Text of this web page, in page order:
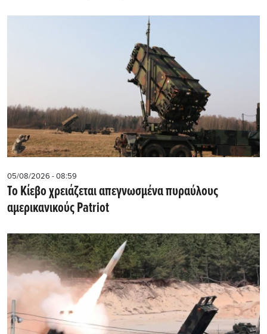
05/08/2026 - 08:59
Το Κίεβο χρειάζεται απεγνωσμένα πυραύλους
αμερικανικούς Patriot